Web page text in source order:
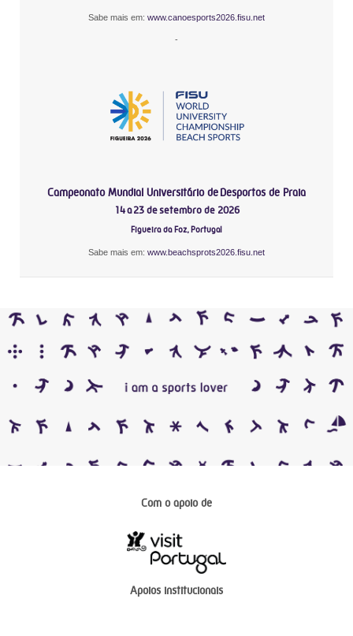
Sabe mais em: www.canoesports2026.fisu.net
-
Campeonato Mundial Universitário de Desportos de Praia
14 a 23 de setembro de 2026
Figueira da Foz, Portugal
Sabe mais em: www.beachsprots2026.fisu.net
Com o apoio de
Apoios institucionais